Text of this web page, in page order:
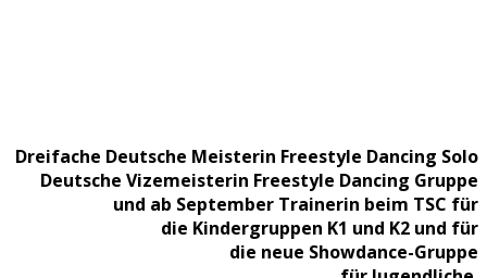
Dreifache Deutsche Meisterin Freestyle Dancing Solo
Deutsche Vizemeisterin Freestyle Dancing Gruppe
und ab September Trainerin beim TSC für
die Kindergruppen K1 und K2 und für
die neue Showdance-Gruppe